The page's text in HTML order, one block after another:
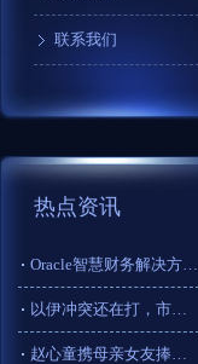
联系我们
热点资讯
Oracle智慧财务解决方案（50页）_管理_架构_流程
以伊冲突还在打，市场却已经翻篇了！
赵心童携母亲女友捧杯！丁俊晖恭贺，中国斯诺克两代王者完成交棒